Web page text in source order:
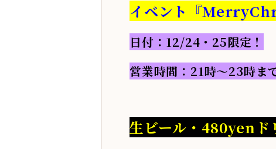
イベント『
日付：12/24・25限定！
営業時間：21時～23時ま
生ビール・480yenド